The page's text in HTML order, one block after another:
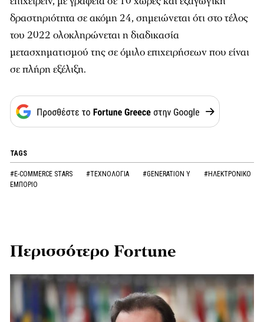
δραστηριότητα σε ακόμη 24, σημειώνεται ότι στο τέλος
του 2022 ολοκληρώνεται η διαδικασία
μετασχηματισμού της σε όμιλο επιχειρήσεων που είναι
σε πλήρη εξέλιξη.
TAGS
#E-COMMERCE STARS #ΤΕΧΝΟΛΟΓΙΑ #GENERATION Y
#ΗΛΕΚΤΡΟΝΙΚΟ
ΕΜΠΟΡΙΟ
Περισσότερο Fortune